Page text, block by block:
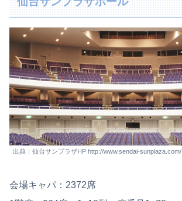
出典：仙台サンプラザHP http://www.sendai-sunplaza.com/
会場キャパ：2372席